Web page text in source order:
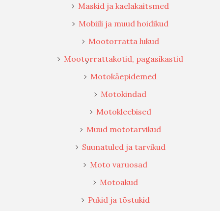
Maskid ja kaelakaitsmed
Mobiili ja muud hoidikud
Mootorratta lukud
Mootorrattakotid, pagasikastid
Motokäepidemed
Motokindad
Motokleebised
Muud mototarvikud
Suunatuled ja tarvikud
Moto varuosad
Motoakud
Pukid ja tõstukid